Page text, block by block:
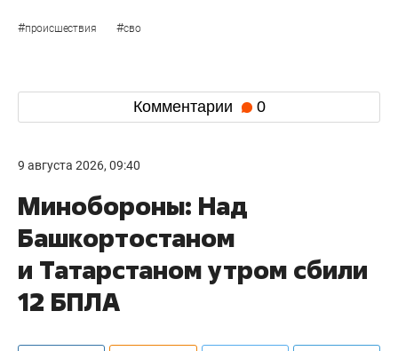
#происшествия #сво
Комментарии 0
9 августа 2026, 09:40
Минобороны: Над
Башкортостаном
и Татарстаном утром сбили
12 БПЛА